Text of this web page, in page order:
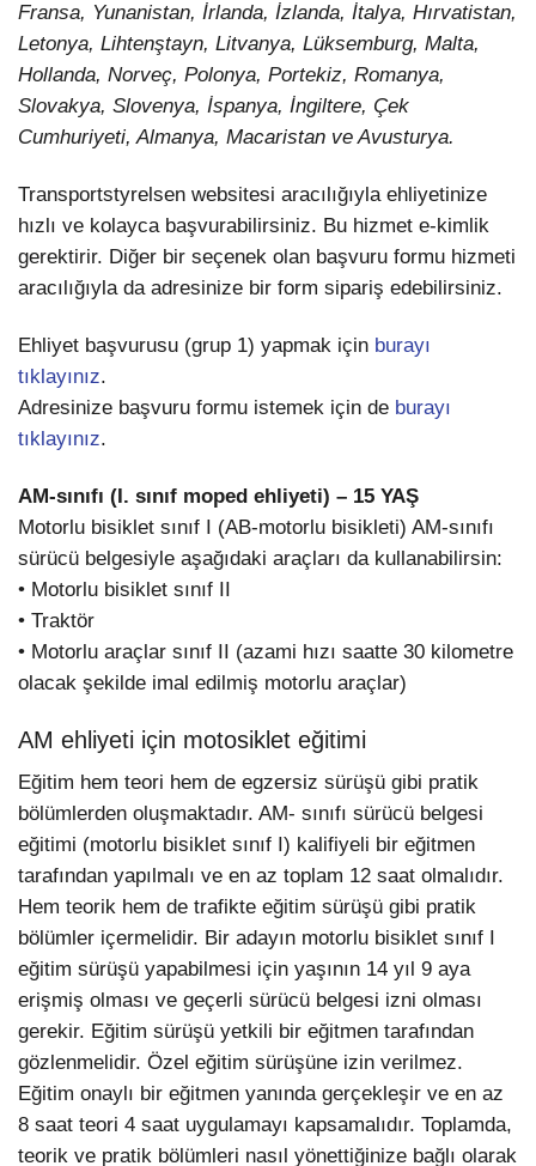
Fransa, Yunanistan, İrlanda, İzlanda, İtalya, Hırvatistan,
Letonya, Lihtenştayn, Litvanya, Lüksemburg, Malta,
Hollanda, Norveç, Polonya, Portekiz, Romanya,
Slovakya, Slovenya, İspanya, İngiltere, Çek
Cumhuriyeti, Almanya, Macaristan ve Avusturya.
Transportstyrelsen websitesi aracılığıyla ehliyetinize
hızlı ve kolayca başvurabilirsiniz. Bu hizmet e-kimlik
gerektirir. Diğer bir seçenek olan başvuru formu hizmeti
aracılığıyla da adresinize bir form sipariş edebilirsiniz.
Ehliyet başvurusu (grup 1) yapmak için burayı
tıklayınız.
Adresinize başvuru formu istemek için de burayı
tıklayınız.
AM-sınıfı (I. sınıf moped ehliyeti) – 15 YAŞ
Motorlu bisiklet sınıf I (AB-motorlu bisikleti) AM-sınıfı
sürücü belgesiyle aşağıdaki araçları da kullanabilirsin:
• Motorlu bisiklet sınıf II
• Traktör
• Motorlu araçlar sınıf II (azami hızı saatte 30 kilometre
olacak şekilde imal edilmiş motorlu araçlar)
AM ehliyeti için motosiklet eğitimi
Eğitim hem teori hem de egzersiz sürüşü gibi pratik
bölümlerden oluşmaktadır. AM- sınıfı sürücü belgesi
eğitimi (motorlu bisiklet sınıf I) kalifiyeli bir eğitmen
tarafından yapılmalı ve en az toplam 12 saat olmalıdır.
Hem teorik hem de trafikte eğitim sürüşü gibi pratik
bölümler içermelidir. Bir adayın motorlu bisiklet sınıf I
eğitim sürüşü yapabilmesi için yaşının 14 yıl 9 aya
erişmiş olması ve geçerli sürücü belgesi izni olması
gerekir. Eğitim sürüşü yetkili bir eğitmen tarafından
gözlenmelidir. Özel eğitim sürüşüne izin verilmez.
Eğitim onaylı bir eğitmen yanında gerçekleşir ve en az
8 saat teori 4 saat uygulamayı kapsamalıdır. Toplamda,
teorik ve pratik bölümleri nasıl yönettiğinize bağlı olarak